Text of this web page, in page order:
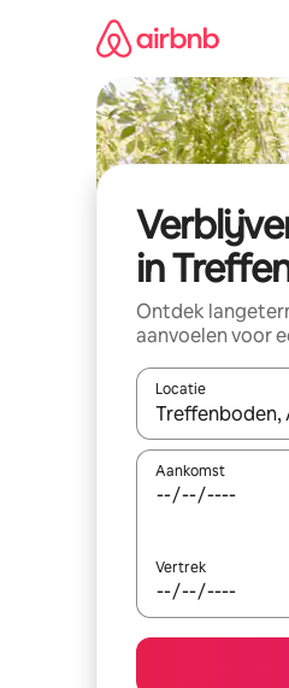
in
Ontdek
aanvoelen voor
Locatie
Wanneer er
Aankomst
Vertrek